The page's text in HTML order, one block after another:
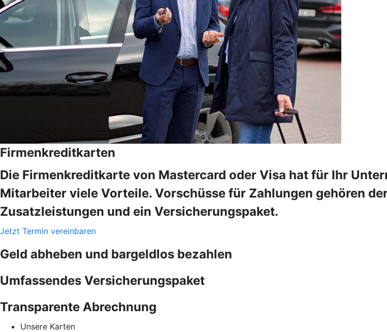
Firmenkreditkarten
Die Firmenkreditkarte von Mastercard oder Visa hat für Ihr
Mitarbeiter viele Vorteile. Vorschüsse für Zahlungen gehören
Zusatzleistungen und ein Versicherungspaket.
Jetzt Termin vereinbaren
Geld abheben und bargeldlos bezahlen
Umfassendes Versicherungspaket
Transparente Abrechnung
Unsere Karten